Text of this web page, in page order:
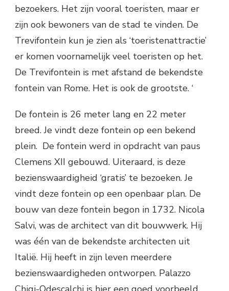
bezoekers. Het zijn vooral toeristen, maar er
zijn ook bewoners van de stad te vinden. De
Trevifontein kun je zien als ‘toeristenattractie’
er komen voornamelijk veel toeristen op het.
De Trevifontein is met afstand de bekendste
fontein van Rome. Het is ook de grootste. ‘
De fontein is 26 meter lang en 22 meter
breed. Je vindt deze fontein op een bekend
plein. De fontein werd in opdracht van paus
Clemens XII gebouwd. Uiteraard, is deze
bezienswaardigheid ‘gratis’ te bezoeken. Je
vindt deze fontein op een openbaar plan. De
bouw van deze fontein begon in 1732. Nicola
Salvi, was de architect van dit bouwwerk. Hij
was één van de bekendste architecten uit
Italië. Hij heeft in zijn leven meerdere
bezienswaardigheden ontworpen. Palazzo